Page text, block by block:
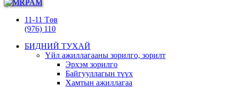
11-11 Төв
(976) 110
БИДНИЙ ТУХАЙ
Үйл ажиллагааны зорилго, зорилт
Эрхэм зорилго
Байгууллагын түүх
Хамтын ажиллагаа